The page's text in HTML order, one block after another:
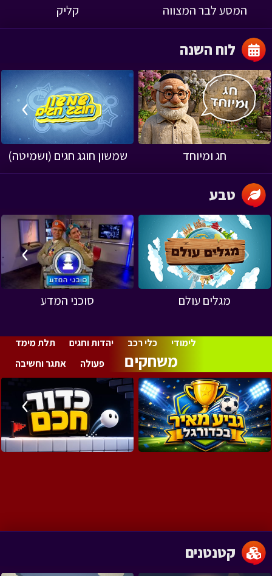
המסע לבר המצווה קליק
חג ומיוחד שמשון חוגג חגים (ושמיטה)
‹
›
מגלים עולם סוכני המדע
‹
›
תלת מימד יהדות וחגים כלי רכב
לימודי
אתגר וחשיבה
פעולה משחקים
‹
›